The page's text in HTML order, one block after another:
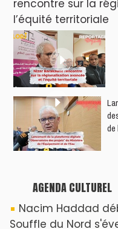
Hatim Ammor En
Un show Live
YASSAR présente
"LAMHAYAB" à Rabat
ROSE ROYAL à Rabat